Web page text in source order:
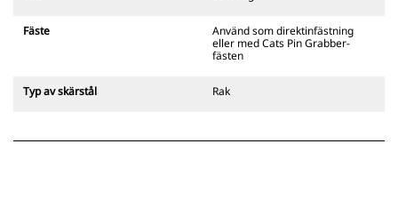
med bandgående grävmaskiner
311–352 och alla hjulburna
dikesbredd finns även tillgängliga.
använder det fasta
Fäste
Använd som direktinfästning
eller med Cats Pin Grabber-
fästen
Typ av skärstål Rak